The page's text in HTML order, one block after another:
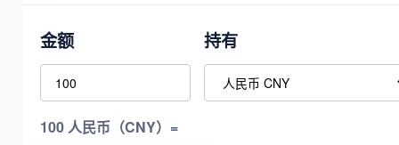
金额 持有
100 人民币（CNY）=